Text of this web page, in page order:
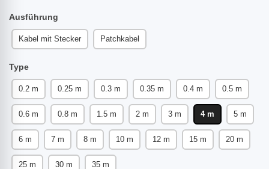
Ausführung
Kabel mit Stecker Patchkabel
Type
0.2 m 0.25 m 0.3 m 0.35 m 0.4 m 0.5 m
0.6 m 0.8 m 1.5 m 2 m 3 m 4 m 5 m
6 m 7 m 8 m 10 m 12 m 15 m 20 m
25 m 30 m 35 m